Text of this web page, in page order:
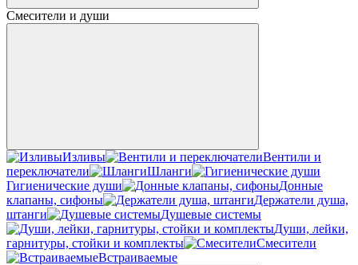
Смесители и души
Изливы
Вентили и
переключатели
Шланги
Гигиенические души
Донные
клапаны, сифоны
Держатели душа,
штанги
Душевые системы
Души, лейки,
гарнитуры, стойки и комплекты
Смесители
Встраиваемые